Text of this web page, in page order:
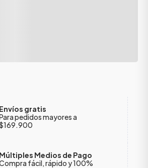
Envíos gratis
pedidos mayores a
Múltiples Medios de Pago
fácil, rápido y 100%